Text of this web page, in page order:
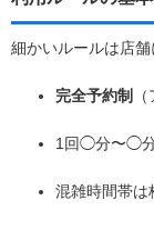
細かいルールは店
完全予約制
1回◯分〜◯
混雑時間帯は